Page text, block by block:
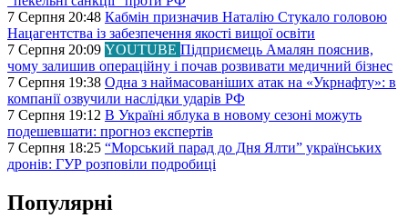
7 Серпня 20:48 Кабмін призначив Наталію Стукало головою
Нацагентства із забезпечення якості вищої освіти
7 Серпня 20:09 YOUTUBE Підприємець Амалян пояснив,
чому залишив операційну і почав розвивати медичний бізнес
7 Серпня 19:38 Одна з наймасованіших атак на «Укрнафту»: в
компанії озвучили наслідки ударів РФ
7 Серпня 19:12 В Україні яблука в новому сезоні можуть
подешевшати: прогноз експертів
7 Серпня 18:25 “Морський парад до Дня Ялти” українських
дронів: ГУР розповіли подробиці
Популярні